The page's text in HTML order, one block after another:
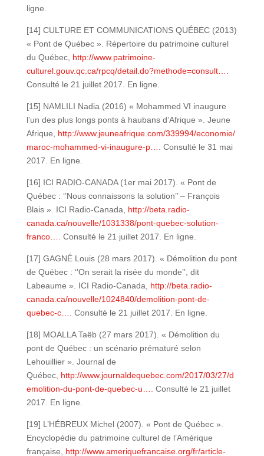
ligne.
[14] CULTURE ET COMMUNICATIONS QUÉBEC (2013)
« Pont de Québec ». Répertoire du patrimoine culturel
du Québec, http://www.patrimoine-
culturel.gouv.qc.ca/rpcq/detail.do?methode=consult…
Consulté le 21 juillet 2017. En ligne.
[15] NAMLILI Nadia (2016) « Mohammed VI inaugure
l’un des plus longs ponts à haubans d’Afrique ». Jeune
Afrique, http://www.jeuneafrique.com/339994/economie/
maroc-mohammed-vi-inaugure-p…
. Consulté le 31 mai
2017. En ligne.
[16] ICI RADIO-CANADA (1er mai 2017). « Pont de
Québec : ‘’Nous connaissons la solution’’ – François
Blais ». ICI Radio-Canada, http://beta.radio-
canada.ca/nouvelle/1031338/pont-quebec-solution-
franco…
. Consulté le 21 juillet 2017. En ligne.
[17] GAGNÉ Louis (28 mars 2017). « Démolition du pont
de Québec : ‘’On serait la risée du monde’’, dit
Labeaume ». ICI Radio-Canada, http://beta.radio-
canada.ca/nouvelle/1024840/demolition-pont-de-
quebec-c…
. Consulté le 21 juillet 2017. En ligne.
[18] MOALLA Taëb (27 mars 2017). « Démolition du
pont de Québec : un scénario prématuré selon
Lehouillier ». Journal de
Québec, http://www.journaldequebec.com/2017/03/27/d
emolition-du-pont-de-quebec-u…
. Consulté le 21 juillet
2017. En ligne.
[19] L’HÉBREUX Michel (2007). « Pont de Québec ».
Encyclopédie du patrimoine culturel de l’Amérique
française, http://www.ameriquefrancaise.org/fr/article-